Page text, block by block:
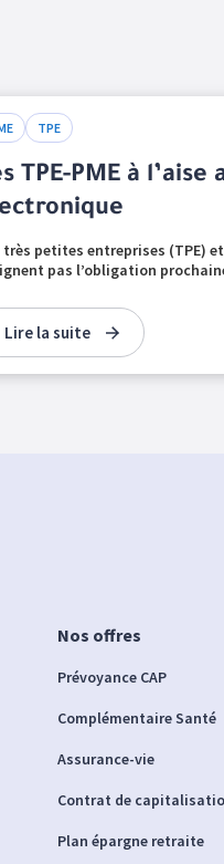
TPE
TPE-PME à
très petites entreprises (TPE)
pas l’obligation
Lire la suite
Nos offres
Prévoyance CAP
Complémentaire Santé
Assurance-vie
Contrat de
Plan épargne retraite